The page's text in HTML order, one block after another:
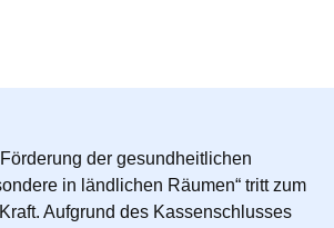
der gesundheitlichen
in ländlichen Räumen“ tritt zum
. Aufgrund des Kassenschlusses